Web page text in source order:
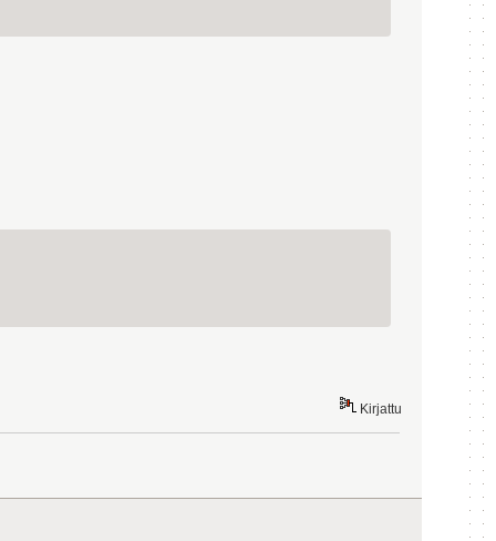
Kirjattu